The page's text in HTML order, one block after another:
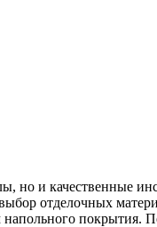
но и качественные
отделочных
покрытия.